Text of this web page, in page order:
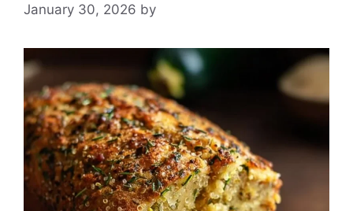
January 30, 2026 by